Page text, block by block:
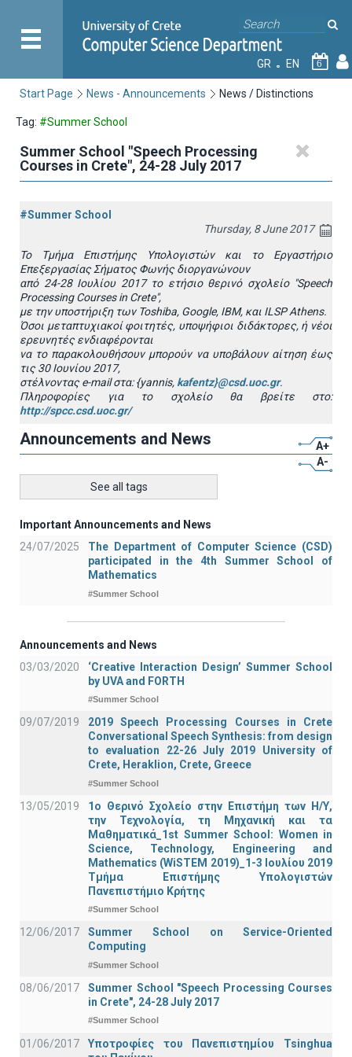
GR EN 6
Start Page News - Announcements News / Distinctions
Tag: #Summer School
Summer School "Speech Processing
Courses in Crete", 24-28 July 2017
#Summer School
Thursday, 8 June 2017
Το Τμήμα Επιστήμης Υπολογιστών και το Εργαστήριο
Επεξεργασίας Σήματος Φωνής διοργανώνουν
από 24-28 Ιουλίου 2017 το ετήσιο θερινό σχολείο "Speech
Processing Courses in Crete",
με την υποστήριξη των Toshiba, Google, IBM, και ILSP Athens.
Όσοι μεταπτυχιακοί φοιτητές, υποψήφιοι διδάκτορες, ή νέοι
ερευνητές ενδιαφέρονται
να το παρακολουθήσουν μπορούν να υποβάλουν αίτηση έως
τις 30 Ιουνίου 2017,
στέλνοντας e-mail στα: {yannis, kafentz}@csd.uoc.gr.
Πληροφορίες για το σχολείο θα βρείτε στο:
http://spcc.csd.uoc.gr/
Announcements and News
A+
A-
See all tags
Important Announcements and News
24/07/2025
The Department of Computer Science (CSD)
participated in the 4th Summer School of
Mathematics
#Summer School
Announcements and News
03/03/2020
‘Creative Interaction Design’ Summer School
by UVA and FORTH
#Summer School
09/07/2019
2019 Speech Processing Courses in Crete
Conversational Speech Synthesis: from design
to evaluation 22-26 July 2019 University of
Crete, Heraklion, Crete, Greece
#Summer School
13/05/2019
1o Θερινό Σχολείο στην Επιστήμη των Η/Υ,
την Τεχνολογία, τη Μηχανική και τα
Μαθηματικά_1st Summer School: Women in
Science, Technology, Engineering and
Mathematics (WiSTEM 2019)_1-3 Ιουλίου 2019
Τμήμα Επιστήμης Υπολογιστών
Πανεπιστήμιο Κρήτης
#Summer School
12/06/2017
Summer School on Service-Oriented
Computing
#Summer School
08/06/2017
Summer School "Speech Processing Courses
in Crete", 24-28 July 2017
#Summer School
01/06/2017
Υποτροφίες του Πανεπιστημίου Tsinghua